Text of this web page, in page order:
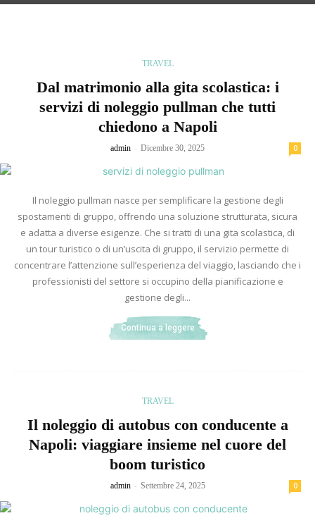
TRAVEL
Dal matrimonio alla gita scolastica: i
servizi di noleggio pullman che tutti
chiedono a Napoli
admin - Dicembre 30, 2025 0
Il noleggio pullman nasce per semplificare la gestione degli
spostamenti di gruppo, offrendo una soluzione strutturata, sicura
e adatta a diverse esigenze. Che si tratti di una gita scolastica, di
un tour turistico o di un’uscita di gruppo, il servizio permette di
concentrare l’attenzione sull’esperienza del viaggio, lasciando che i
professionisti del settore si occupino della pianificazione e
gestione degli...
Continua a leggere
TRAVEL
Il noleggio di autobus con conducente a
Napoli: viaggiare insieme nel cuore del
boom turistico
admin - Settembre 24, 2025 0